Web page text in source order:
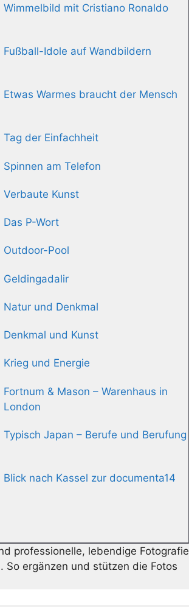
Wimmelbild mit Cristiano Ronaldo
Fußball-Idole auf Wandbildern
Etwas Warmes braucht der Mensch
Tag der Einfachheit
Spinnen am Telefon
Verbaute Kunst
Das P-Wort
Outdoor-Pool
Geldingadalir
Natur und Denkmal
Denkmal und Kunst
Krieg und Energie
Fortnum & Mason – Warenhaus in
London
Typisch Japan – Berufe und Berufung
Blick nach Kassel zur documenta14
professionelle, lebendige Fotografie
So ergänzen und stützen die Fotos